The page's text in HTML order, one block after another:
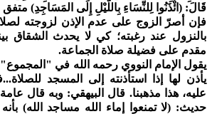
قَالَ: (ائْذَنُوا لِلنِّسَاءِ بِاللَّيْلِ إِلَى المَسَاجِدِ)
فإن أصرّ الزوج على عدم الإذن لزوجته
بالنزول عند رغبته؛ كي لا يحدث الشقاق
مقدم على فضيلة صلاة الجماعة.
يقول الإمام النووي رحمه الله في
يأذن لها إذا استأذنته إلى المسجد
عليه، هذا مذهبنا. قال البيهقي: وبه قال
حديث: (لا تمنعوا إماء الله مساجد الله)